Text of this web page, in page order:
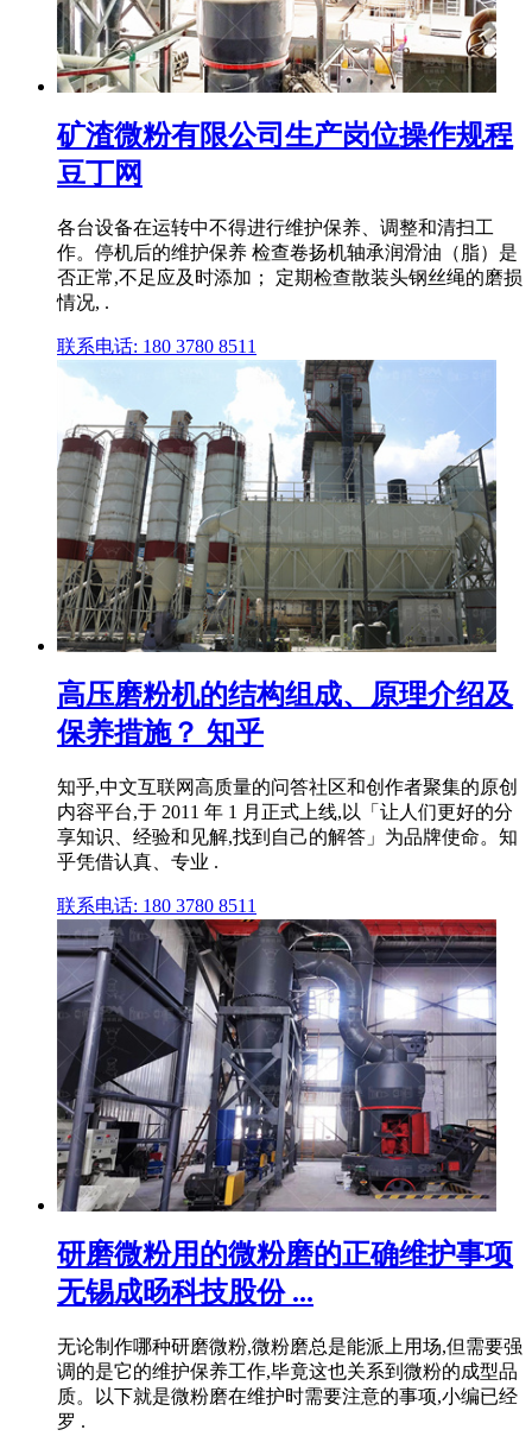
矿渣微粉有限公司生产岗位操作规程
豆丁网
各台设备在运转中不得进行维护保养、调整和清扫工
作。停机后的维护保养 检查卷扬机轴承润滑油（脂）是
否正常,不足应及时添加； 定期检查散装头钢丝绳的磨损
情况, .
联系电话: 180 3780 8511
高压磨粉机的结构组成、原理介绍及
保养措施？ 知乎
知乎,中文互联网高质量的问答社区和创作者聚集的原创
内容平台,于 2011 年 1 月正式上线,以「让人们更好的分
享知识、经验和见解,找到自己的解答」为品牌使命。知
乎凭借认真、专业 .
联系电话: 180 3780 8511
研磨微粉用的微粉磨的正确维护事项
无锡成旸科技股份 ...
无论制作哪种研磨微粉,微粉磨总是能派上用场,但需要强
调的是它的维护保养工作,毕竟这也关系到微粉的成型品
质。以下就是微粉磨在维护时需要注意的事项,小编已经
罗 .